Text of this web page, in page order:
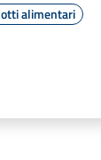
alimentari